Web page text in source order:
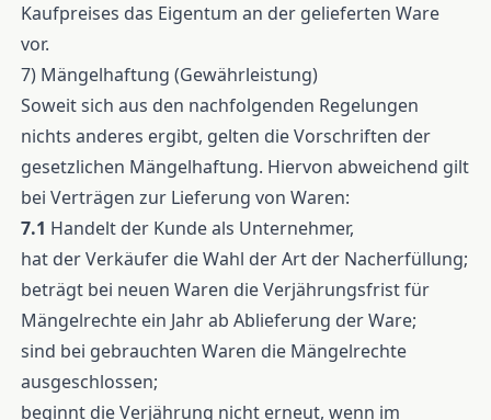
Kaufpreises das Eigentum an der gelieferten Ware
vor.
7) Mängelhaftung (Gewährleistung)
Soweit sich aus den nachfolgenden Regelungen
nichts anderes ergibt, gelten die Vorschriften der
gesetzlichen Mängelhaftung. Hiervon abweichend gilt
bei Verträgen zur Lieferung von Waren:
7.1 Handelt der Kunde als Unternehmer,
hat der Verkäufer die Wahl der Art der Nacherfüllung;
beträgt bei neuen Waren die Verjährungsfrist für
Mängelrechte ein Jahr ab Ablieferung der Ware;
sind bei gebrauchten Waren die Mängelrechte
ausgeschlossen;
beginnt die Verjährung nicht erneut, wenn im